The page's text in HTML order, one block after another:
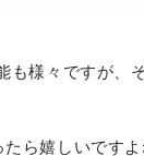
も様々ですが、
ら嬉しいですよ